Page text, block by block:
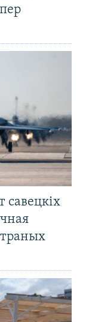
савецкіх